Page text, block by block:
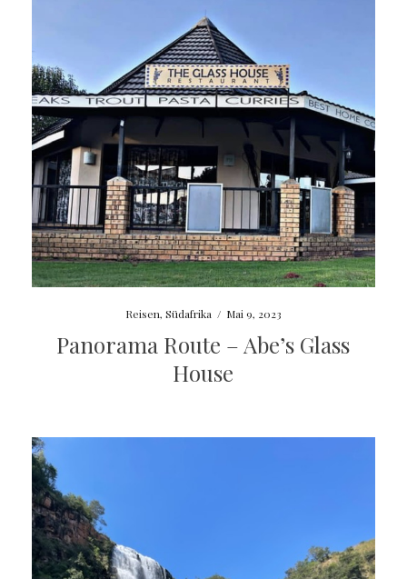
Reisen, Südafrika / Mai 9, 2023
Panorama Route – Abe’s Glass
House